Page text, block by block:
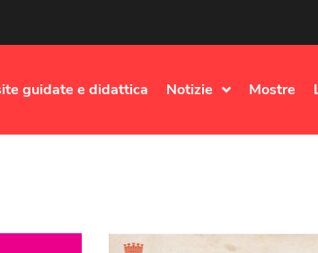
guidate e didattica Notizie Mostre